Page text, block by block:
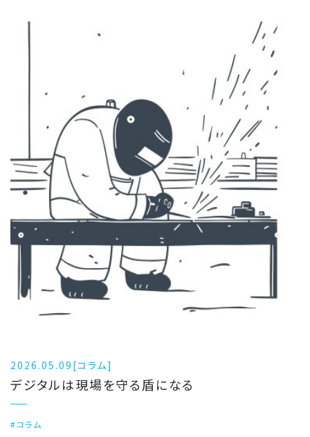
2026.05.09 [コラム]
デジタルは現場を守る盾になる
#コラム